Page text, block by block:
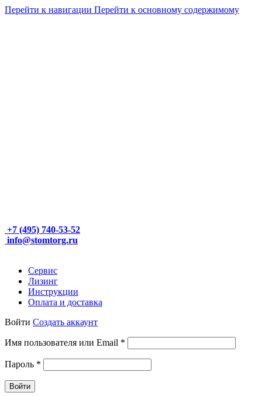
Перейти к навигации Перейти к основному содержимому
+7 (495) 740-53-52
info@stomtorg.ru
Сервис
Лизинг
Инструкции
Оплата и доставка
Войти Создать аккаунт
Имя пользователя или Email *
Пароль *
Войти